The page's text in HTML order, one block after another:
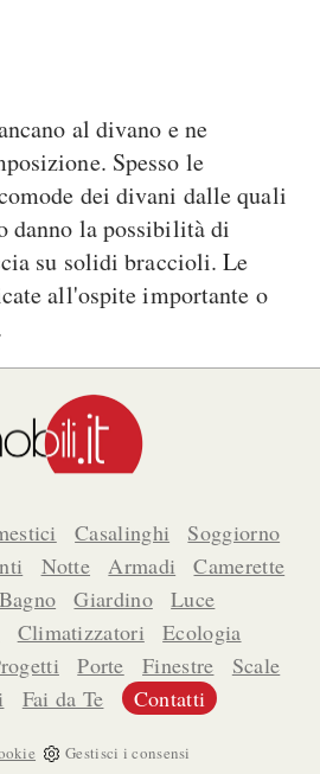
al divano e ne
Spesso le
dei divani dalle quali
danno la possibilità di
su solidi braccioli. Le
all'ospite importante o
Casalinghi
Soggiorno
Notte Armadi
Camerette
Bagno Giardino
Luce
Climatizzatori
Ecologia
Porte Finestre
Scale
Fai da Te Contatti
Gestisci i consensi